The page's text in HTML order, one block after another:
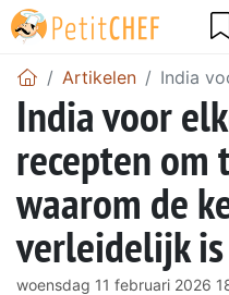
Artikelen India
India voor
recepten om
waarom de
verleidelijk is
woensdag 11 februari 2026